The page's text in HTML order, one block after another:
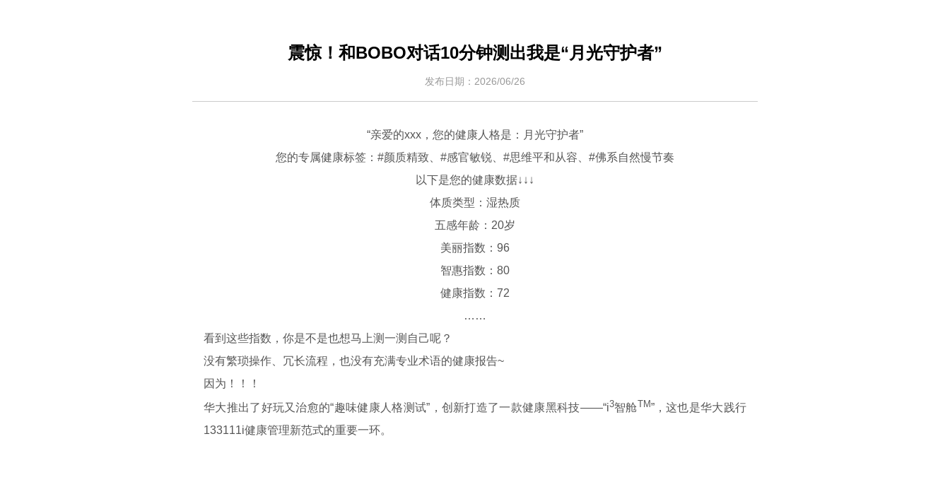
震惊！和BOBO对话10分钟测出我是“月光守护者”
发布日期：2026/06/26
“亲爱的xxx，您的健康人格是：月光守护者”
您的专属健康标签：#颜质精致、#感官敏锐、#思维平和从容、#佛系自然慢节奏
以下是您的健康数据↓↓↓
体质类型：湿热质
五感年龄：20岁
美丽指数：96
智惠指数：80
健康指数：72
……
看到这些指数，你是不是也想马上测一测自己呢？
没有繁琐操作、冗长流程，也没有充满专业术语的健康报告~
因为！！！
华大推出了好玩又治愈的“趣味健康人格测试”， 创新打造了一款健康黑科技——“i3智舱TM”，这也是华大践行
133111i健康管理新范式的重要一环。